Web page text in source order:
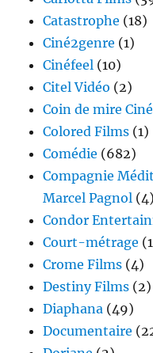
Catastrophe (18)
Ciné2genre (1)
Cinéfeel (10)
Citel Vidéo (2)
Coin de mire
Colored Films (1)
Comédie (682)
Compagnie
Marcel Pagnol (4)
Condor
Court-métrage
Crome Films (4)
Destiny Films (2)
Diaphana (49)
Documentaire